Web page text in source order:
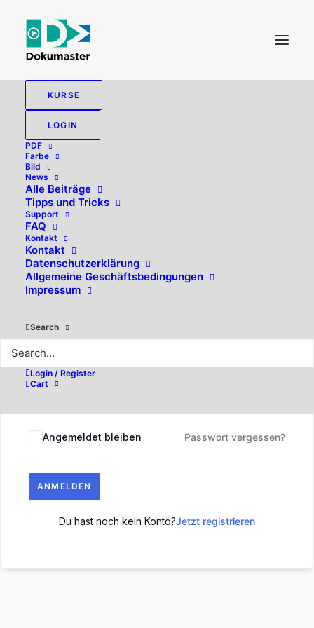
KURSE
LOGIN
PDF
Farbe
Bild
News
Alle Beiträge
Tipps und Tricks
Support
FAQ
Kontakt
Kontakt
Datenschutzerklärung
Allgemeine Geschäftsbedingungen
Impressum
Search
Login / Register
Cart
Hallo, willkommen zurück!
Angemeldet bleiben Passwort vergessen?
ANMELDEN
Du hast noch kein Konto?Jetzt registrieren